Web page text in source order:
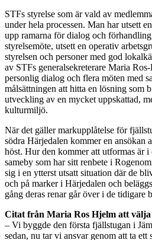
STFs styrelse som är vald av
under hela processen. Man har utsett
upp ramarna för dialog och
styrelsemöte, utsett en operativ
styrelsen och personer med god
av STFs generalsekreterare Maria
personlig dialog och flera möten med
målsättningen att hitta en lösning som
utveckling av en mycket uppskattad,
kulturmiljö.
När det gäller markupplåtelse för
södra Härjedalen kommer en ansökan
höst. Hur den kommer att utformas är
sameby som har sitt renbete i
sig i en ytterst utsatt situation där de
och på marker i Härjedalen och
gång deras renar går över i de tidigare
Citat från Maria Ros Hjelm att
– Vi byggde den första fjällstugan i
sedan, nu tar vi ansvar genom att ta ett